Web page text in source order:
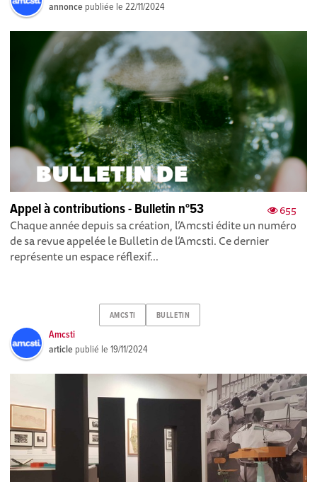
annonce publiée le22/11/2024
655
Appel à contributions - Bulletin n°53
Chaque année depuis sa création, l’Amcsti édite un numéro
de sa revue appelée le Bulletin de l’Amcsti. Ce dernier
représente un espace réflexif...
AMCSTI BULLETIN
Amcsti
article publié le19/11/2024